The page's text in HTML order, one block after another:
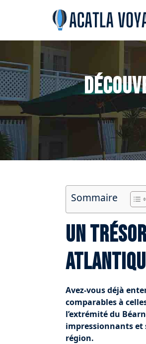
Sommaire
Un
Avez-vous déjà
comparables à
l’extrémité du
impressionnants et
région.